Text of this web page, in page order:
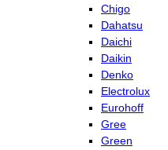
Chigo
Dahatsu
Daichi
Daikin
Denko
Electrolux
Eurohoff
Gree
Green